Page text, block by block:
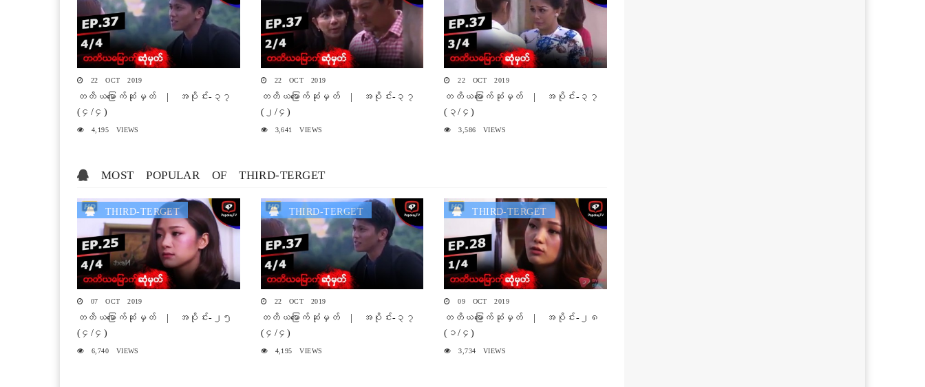
22 OCT 2019
တတိယမြောက်ဆုံမှတ် | အပိုင်း-၃၇
(၄/၄)
4,195 VIEWS
22 OCT 2019
တတိယမြောက်ဆုံမှတ် | အပိုင်း-၃၇
(၂/၄)
3,641 VIEWS
22 OCT 2019
တတိယမြောက်ဆုံမှတ် | အပိုင်း-၃၇
(၃/၄)
3,586 VIEWS
MOST POPULAR OF THIRD-TERGET
THIRD-TERGET
07 OCT 2019
တတိယမြောက်ဆုံမှတ် | အပိုင်း-၂၅
(၄/၄)
6,740 VIEWS
THIRD-TERGET
22 OCT 2019
တတိယမြောက်ဆုံမှတ် | အပိုင်း-၃၇
(၄/၄)
4,195 VIEWS
THIRD-TERGET
09 OCT 2019
တတိယမြောက်ဆုံမှတ် | အပိုင်း-၂၈
(၁/၄)
3,734 VIEWS